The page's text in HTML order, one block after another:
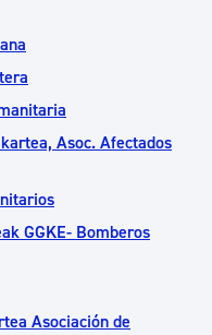
Asoc. Afectados
GGKE- Bomberos
Asociación de